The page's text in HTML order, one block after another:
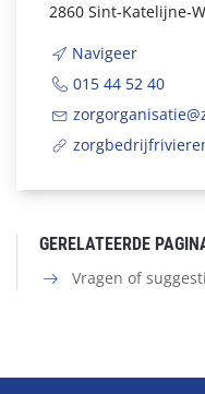
2860 Sint-Katelijne-
Navigeer
015 44 52 40
GERELATEERDE
Vragen of